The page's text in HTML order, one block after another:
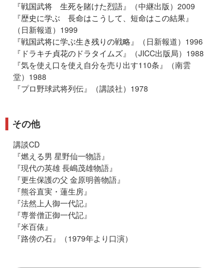
『戦国武将 生死を賭けた烈語』（中継出版）2009
『歴史に学ぶ 長命はこうして、短命はこの結果』
（日新報道）1999
『戦国武将に学ぶ生き残りの戦略 』（日新報道）1996
『 ドラキチ貞花のドラタイムズ』（JICC出版局）1988
『気を使え口を使え自分を売り出す110条』（南雲
堂）1988
『プロ野球武将列伝』（講談社）1978
その他
講談CD
『燃える男 星野仙一物語』
『現代の英雄 長嶋茂雄物語』
『更生保護の父 金原明善物語』
『熊谷直実・蓮生房』
『法然上人御一代記』
『専誉僧正御一代記』
『米百俵』
『路傍の石』（1979年より口演）